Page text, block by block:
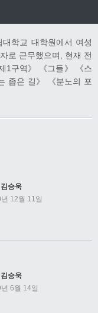
학교 대학원에서 여성
로 근무했으며, 현재 전
1구역》 《그들》 《스
좁은 길》 《분노의 포
김승욱
12월 11일
김승욱
6월 14일